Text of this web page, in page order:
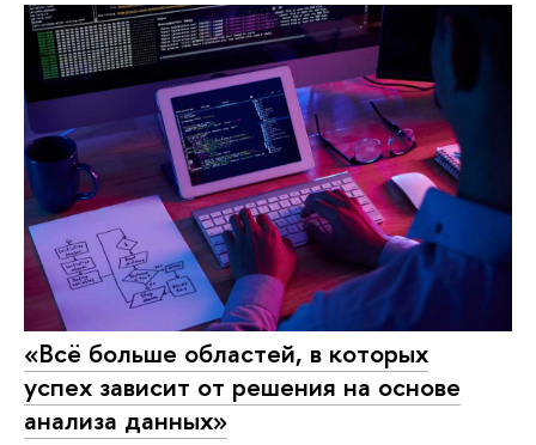
«Всё больше областей, в которых
успех зависит от решения на основе
анализа данных»